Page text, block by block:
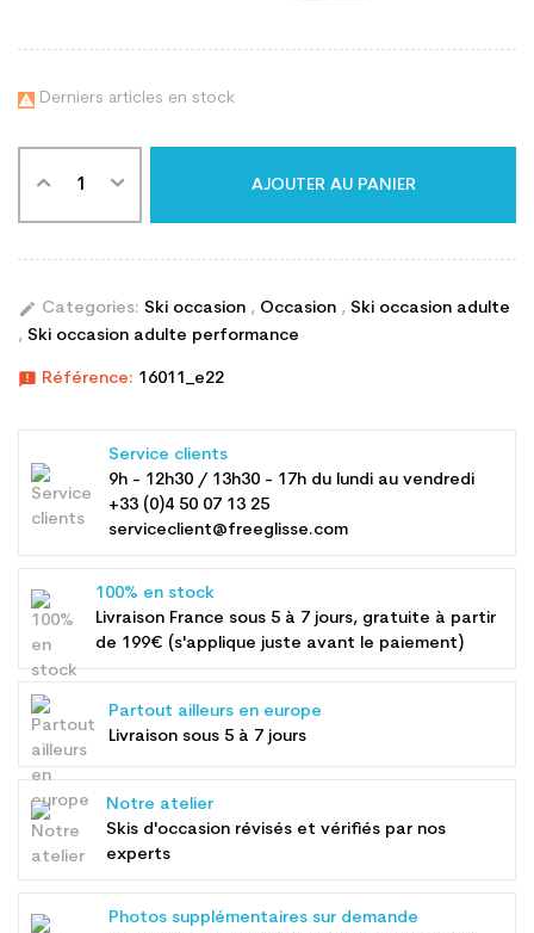
 Derniers articles en stock
AJOUTER AU PANIER
edit Categories: Ski occasion , Occasion , Ski occasion adulte
, Ski occasion adulte performance
announcement Référence: 16011_e22
Service clients
9h - 12h30 / 13h30 - 17h du lundi au vendredi
+33 (0)4 50 07 13 25
serviceclient@freeglisse.com
100% en stock
Livraison France sous 5 à 7 jours, gratuite à partir
de 199€ (s'applique juste avant le paiement)
Partout ailleurs en europe
Livraison sous 5 à 7 jours
Notre atelier
Skis d'occasion révisés et vérifiés par nos
experts
Photos supplémentaires sur demande